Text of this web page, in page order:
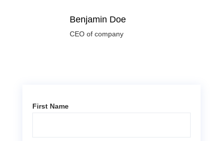
Benjamin Doe
CEO of company
First Name